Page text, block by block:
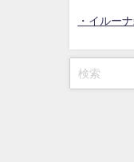
・イルー